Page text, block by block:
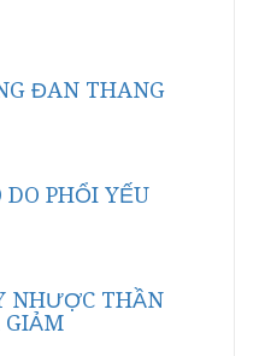
ĐAN THANG
DO PHỔI YẾU
NHƯỢC THẦN
GIẢM